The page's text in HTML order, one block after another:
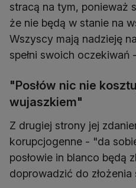
stracą na tym, ponieważ
że nie będą w stanie na
Wszyscy mają nadzieję
spełni swoich oczekiwań
"Posłów nic nie
wujaszkiem"
Z drugiej strony jej
korupcjogenne - "da
posłowie in blanco będą
doprowadzić do złożenia